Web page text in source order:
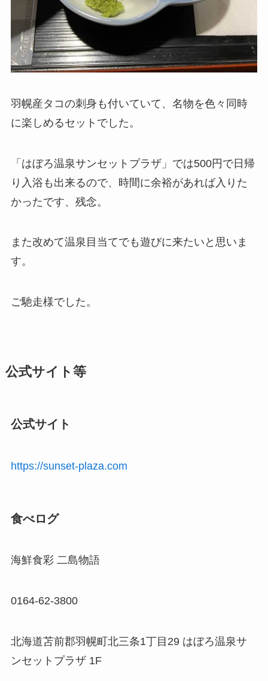
羽幌産タコの刺身も付いていて、名物を色々同時
に楽しめるセットでした。
「はぼろ温泉サンセットプラザ」では500円で日帰
り入浴も出来るので、時間に余裕があれば入りた
かったです、残念。
また改めて温泉目当てでも遊びに来たいと思いま
す。
ご馳走様でした。
公式サイト等
公式サイト
https://sunset-plaza.com
食べログ
海鮮食彩 二島物語
0164-62-3800
北海道苫前郡羽幌町北三条1丁目29 はぼろ温泉サ
ンセットプラザ 1F